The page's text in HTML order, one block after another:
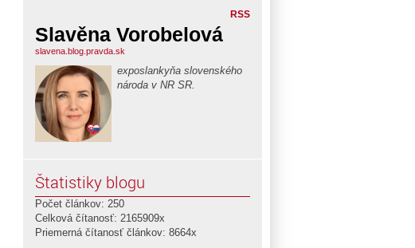
RSS
Slavěna Vorobelová
slavena.blog.pravda.sk
exposlankyňa slovenského
národa v NR SR.
Štatistiky blogu
Počet článkov: 250
Celková čítanosť: 2165909x
Priemerná čítanosť článkov: 8664x